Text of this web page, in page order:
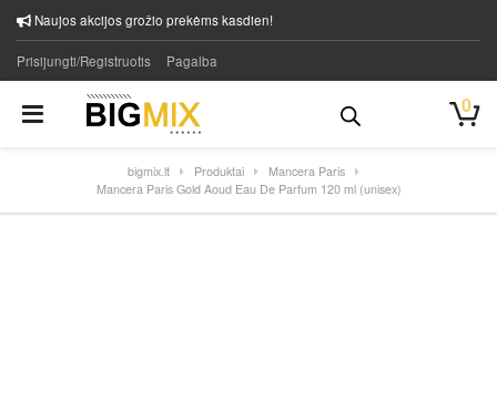
Naujos akcijos grožio prekėms kasdien!
Prisijungti/Registruotis Pagalba
0
bigmix.lt Produktai
Mancera Paris
Mancera Paris Gold Aoud Eau De Parfum 120 ml (unisex)